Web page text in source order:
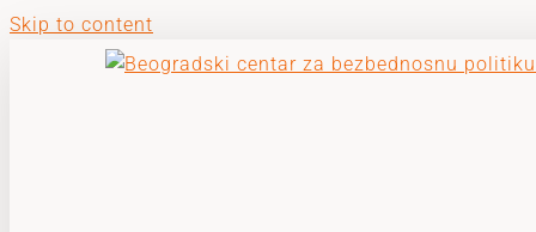
Skip to content